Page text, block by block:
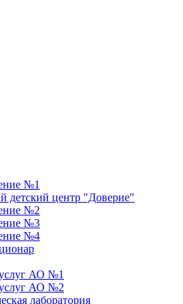
№1
детский центр "Доверие"
№2
№3
№4
АО №1
АО №2
лаборатория